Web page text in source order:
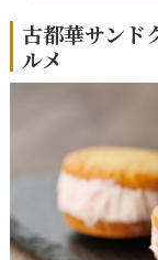
古都華サンド
ルメ